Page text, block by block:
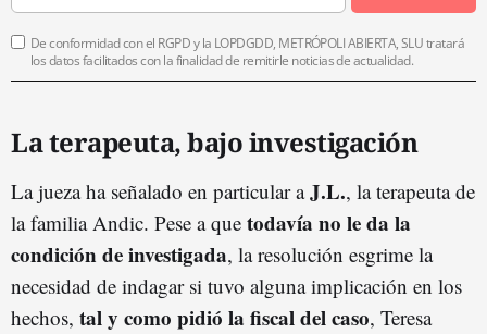
De conformidad con el RGPD y la LOPDGDD, METRÓPOLI ABIERTA, SLU tratará
los datos facilitados con la finalidad de remitirle noticias de actualidad.
La terapeuta, bajo investigación
La jueza ha señalado en particular aJ.L., la terapeuta de
la familia Andic. Pese a que todavía no le da la
condición de investigada, la resolución esgrime la
necesidad de indagar si tuvo alguna implicación en los
hechos, tal y como pidió la fiscal del caso, Teresa